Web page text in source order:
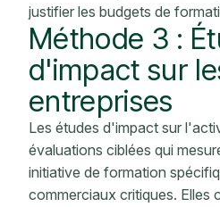
justifier les budgets de
Méthode 3 :
d'impact sur
entreprises
Les études d'impact sur
évaluations ciblées qui
initiative de formation
commerciaux critiques. Elles